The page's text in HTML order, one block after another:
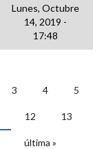
Lunes, Octubre
14, 2019 -
17:48
3 4 5
12 13
última »